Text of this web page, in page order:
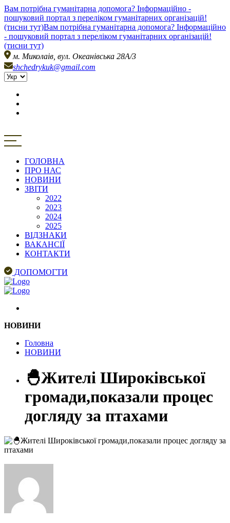
Вам потрібна гуманітарна допомога? Інформаційно -
пошуковий портал з переліком гуманітарних організацій!
(тисни тут)Вам потрібна гуманітарна допомога? Інформаційно
- пошуковий портал з переліком гуманітарних організацій!
(тисни тут)
м. Миколаів, вул. Океанівська 28А/3
shchedrykuk@gmail.com
ГОЛОВНА
ПРО НАС
НОВИНИ
ЗВІТИ
2022
2023
2024
2025
ВІДЗНАКИ
ВАКАНСІЇ
КОНТАКТИ
ДОПОМОГТИ
НОВИНИ
Головна
НОВИНИ
🐣Жителі Широківської
громади,показали процес
догляду за птахами